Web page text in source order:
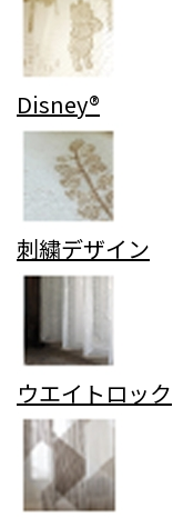
Disney®
刺繍デザイン
ウエイトロック